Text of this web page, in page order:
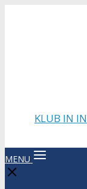
KLUB IN IN
MENU